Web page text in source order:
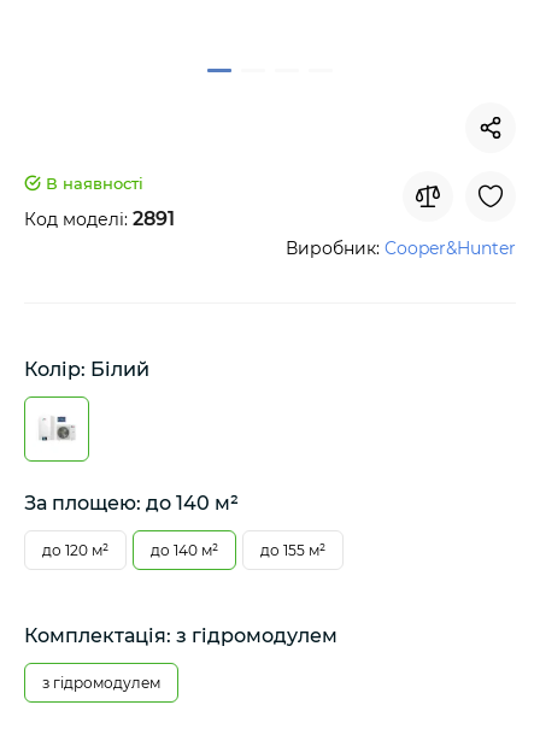
В наявності
Код моделі: 2891
Виробник: Cooper&Hunter
Колір: Білий
За площею: до 140 м²
до 120 м² до 140 м² до 155 м²
Комплектація: з гідромодулем
з гідромодулем